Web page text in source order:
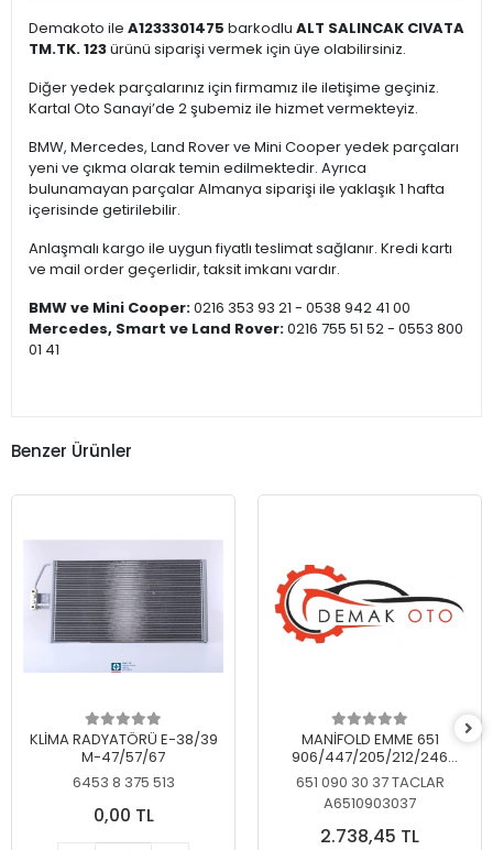
Demakoto ile A1233301475 barkodlu ALT SALINCAK CIVATA
TM.TK. 123ürünü siparişi vermek için üye olabilirsiniz.
Diğer yedek parçalarınız için firmamız ile iletişime geçiniz.
Kartal Oto Sanayi’de 2 şubemiz ile hizmet vermekteyiz.
BMW, Mercedes, Land Rover ve Mini Cooper yedek parçaları
yeni ve çıkma olarak temin edilmektedir. Ayrıca
bulunamayan parçalar Almanya siparişi ile yaklaşık 1 hafta
içerisinde getirilebilir.
Anlaşmalı kargo ile uygun fiyatlı teslimat sağlanır. Kredi kartı
ve mail order geçerlidir, taksit imkanı vardır.
BMW ve Mini Cooper:0216 353 93 21 - 0538 942 41 00
Mercedes, Smart ve Land Rover:0216 755 51 52 - 0553 800
01 41
Benzer Ürünler
KLİMA RADYATÖRÜ E-38/39
M-47/57/67
6453 8 375 513
0,00 TL
MANİFOLD EMME 651
906/447/205/212/246
KELEBEKSİZ
651 090 30 37 TACLAR
A6510903037
2.738,45 TL